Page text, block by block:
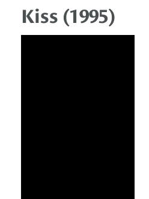
Kiss (1995)